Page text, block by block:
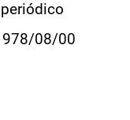
08/00